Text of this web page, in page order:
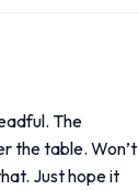
The
the table. Won’t
Just hope it